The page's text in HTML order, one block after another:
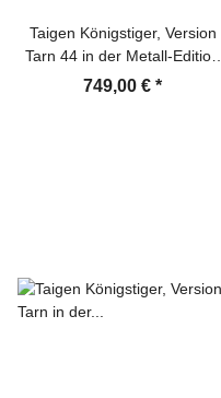
Taigen Königstiger, Version
Tarn 44 in der Metall-Edition
1:16 mit KwK Rauchsystem,
749,00 € *